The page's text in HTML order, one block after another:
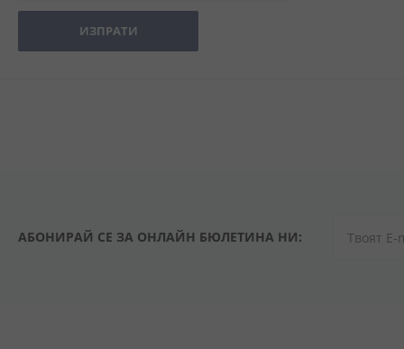
ИЗПРАТИ
АБОНИРАЙ СЕ ЗА ОНЛАЙН БЮЛЕТИНА НИ: